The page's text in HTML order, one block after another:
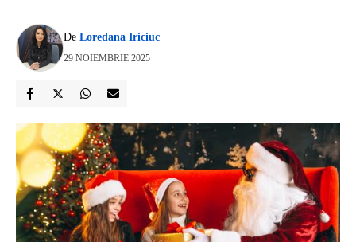
De Loredana Iriciuc
29 NOIEMBRIE 2025